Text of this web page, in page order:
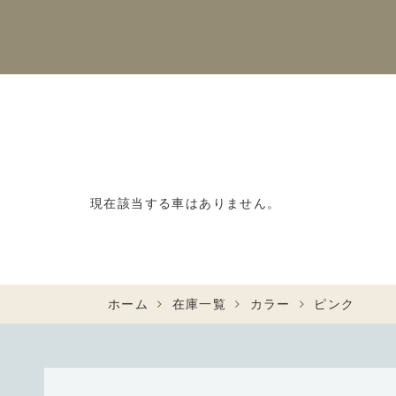
現在該当する車はありません。
ホーム 在庫一覧 カラー ピンク